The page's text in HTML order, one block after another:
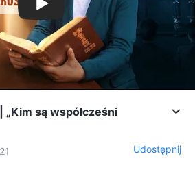
są współcześni
Udostępnij